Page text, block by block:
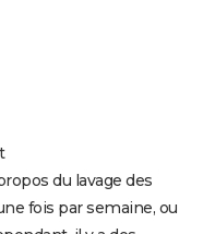
du lavage des
fois par semaine, ou